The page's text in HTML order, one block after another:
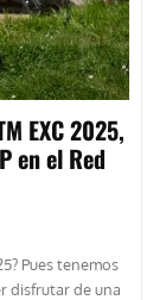
EXC 2025,
en el Red
Pues tenemos
disfrutar de una